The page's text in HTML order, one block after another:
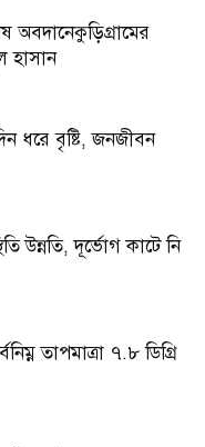
অবদানেকুড়িগ্রামের
হাসান
ধরে বৃষ্টি, জনজীবন
উন্নতি, দূর্ভোগ কাটে নি
তাপমাত্রা ৭.৮ ডিগ্রি